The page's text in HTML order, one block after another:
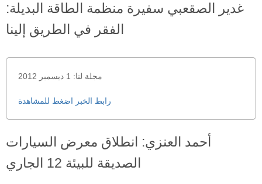
غدير الصقعبي سفيرة منظمة الطاقة البديلة:
الفقر في الطريق إلينا
مجلة لنا: 1 ديسمبر 2012
رابط الخبر اضغط للمشاهدة
أحمد العنزي: انطلاق معرض السيارات
الصديقة للبيئة 12 الجاري